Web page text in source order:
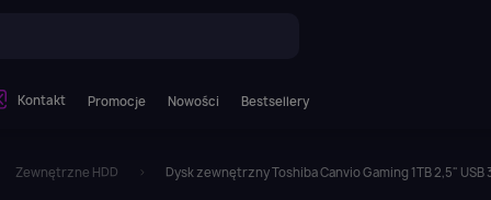
Kontakt Promocje Nowości Bestsellery
Zewnętrzne HDD Dysk zewnętrzny Toshiba Canvio Gaming 1TB 2,5" USB